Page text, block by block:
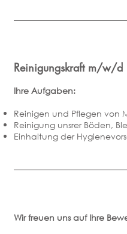
Reinigungskraft m/w/d
Ihre Aufgaben:
Reinigen und Pflegen von
Reinigung unsrer Böden,
Einhaltung der
Wir freuen uns auf Ihre